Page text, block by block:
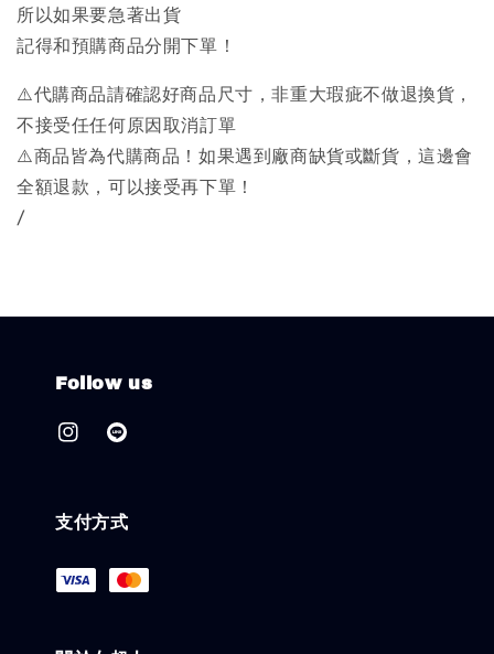
所以如果要急著出貨
記得和預購商品分開下單！
⚠️代購商品請確認好商品尺寸，非重大瑕疵不做退換貨，
不接受任任何原因取消訂單
⚠️商品皆為代購商品！如果遇到廠商缺貨或斷貨，這邊會
全額退款，可以接受再下單！
/
Follow us
支付方式